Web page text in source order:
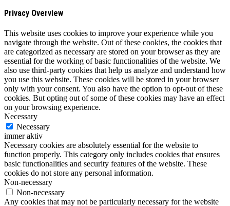
Privacy Overview
This website uses cookies to improve your experience while you
navigate through the website. Out of these cookies, the cookies that
are categorized as necessary are stored on your browser as they are
essential for the working of basic functionalities of the website. We
also use third-party cookies that help us analyze and understand how
you use this website. These cookies will be stored in your browser
only with your consent. You also have the option to opt-out of these
cookies. But opting out of some of these cookies may have an effect
on your browsing experience.
Necessary
Necessary
immer aktiv
Necessary cookies are absolutely essential for the website to
function properly. This category only includes cookies that ensures
basic functionalities and security features of the website. These
cookies do not store any personal information.
Non-necessary
Non-necessary
Any cookies that may not be particularly necessary for the website